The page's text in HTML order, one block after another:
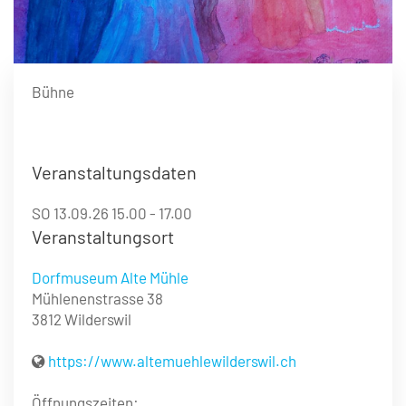
Bühne
Veranstaltungsdaten
SO 13.09.26 15.00 - 17.00
Veranstaltungsort
Dorfmuseum Alte Mühle
Mühlenenstrasse 38
3812 Wilderswil
https://www.altemuehlewilderswil.ch
Öffnungszeiten: